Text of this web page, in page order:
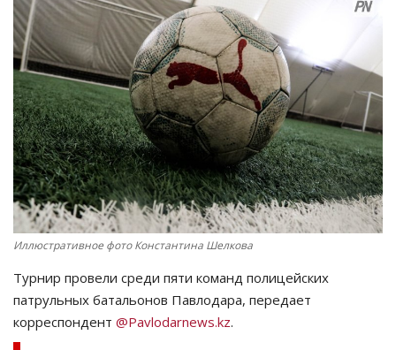
МИР
СПЕЦПРОЕКТЫ
СПОРТ
Чек-лист
РАЗВЛЕЧЕНИЯ
Курултай
Иллюстративное фото Константина Шелкова
Турнир провели среди пяти команд полицейских
патрульных батальонов Павлодара, передает
корреспондент @Pavlodarnews.kz.